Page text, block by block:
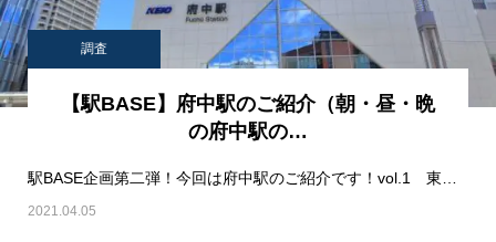
調査
【駅BASE】府中駅のご紹介（朝・昼・晩
の府中駅の…
駅BASE企画第二弾！今回は府中駅のご紹介です！vol.1 東京都府中市にある府中駅のご紹…
2021.04.05